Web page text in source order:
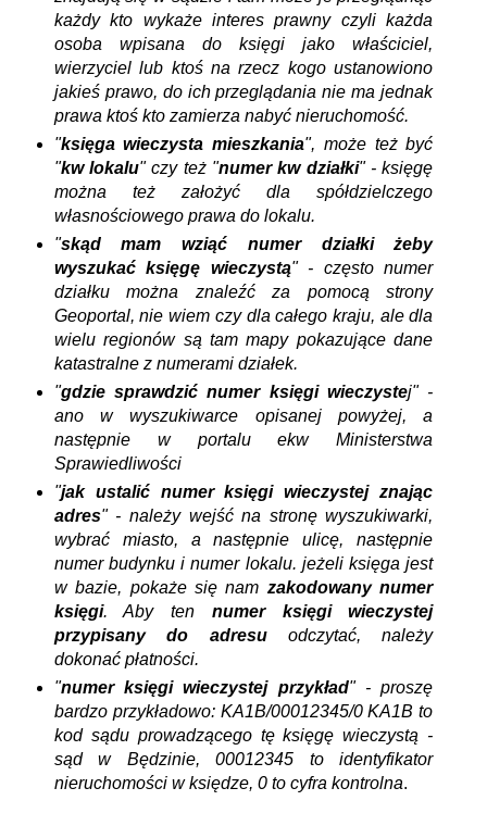
każdy kto wykaże interes prawny czyli każda
osoba wpisana do księgi jako właściciel,
wierzyciel lub ktoś na rzecz kogo ustanowiono
jakieś prawo, do ich przeglądania nie ma jednak
prawa ktoś kto zamierza nabyć nieruchomość.
"księga wieczysta mieszkania", może też być
"kw lokalu" czy też "numer kw działki" - księgę
można też założyć dla spółdzielczego
własnościowego prawa do lokalu.
"skąd mam wziąć numer działki żeby
wyszukać księgę wieczystą" - często numer
działku można znaleźć za pomocą strony
Geoportal, nie wiem czy dla całego kraju, ale dla
wielu regionów są tam mapy pokazujące dane
katastralne z numerami działek.
"gdzie sprawdzić numer księgi wieczystej" -
ano w wyszukiwarce opisanej powyżej, a
następnie w portalu ekw Ministerstwa
Sprawiedliwości
"jak ustalić numer księgi wieczystej znając
adres" - należy wejść na stronę wyszukiwarki,
wybrać miasto, a następnie ulicę, następnie
numer budynku i numer lokalu. jeżeli księga jest
w bazie, pokaże się nam zakodowany numer
księgi. Aby ten numer księgi wieczystej
przypisany do adresuodczytać, należy
dokonać płatności.
"numer księgi wieczystej przykład" - proszę
bardzo przykładowo: KA1B/00012345/0 KA1B to
kod sądu prowadzącego tę księgę wieczystą -
sąd w Będzinie, 00012345 to identyfikator
nieruchomości w księdze, 0 to cyfra kontrolna.